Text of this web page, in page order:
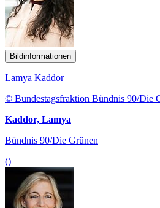
Bildinformationen
Lamya Kaddor
© Bundestagsfraktion Bündnis 90/Die
Kaddor, Lamya
Bündnis 90/Die Grünen
()